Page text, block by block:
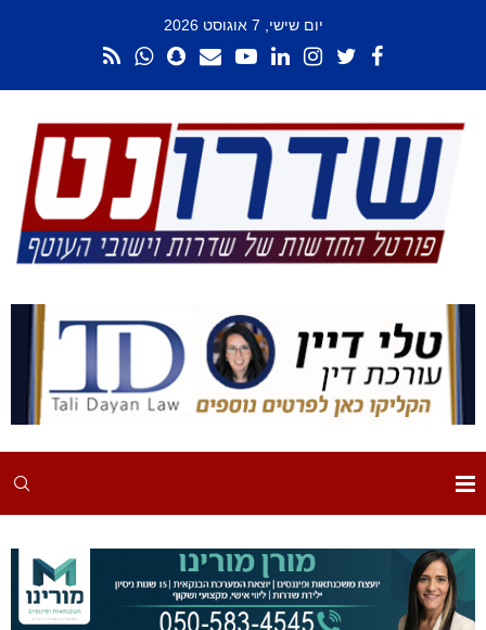
יום שישי, 7 אוגוסט 2026